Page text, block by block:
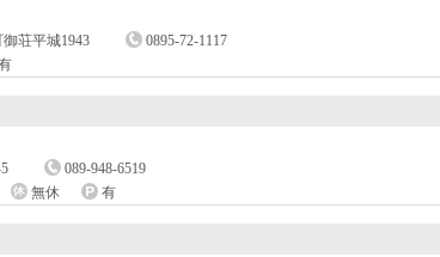
御荘平城1943
0895-72-1117
5
089-948-6519
無休 有